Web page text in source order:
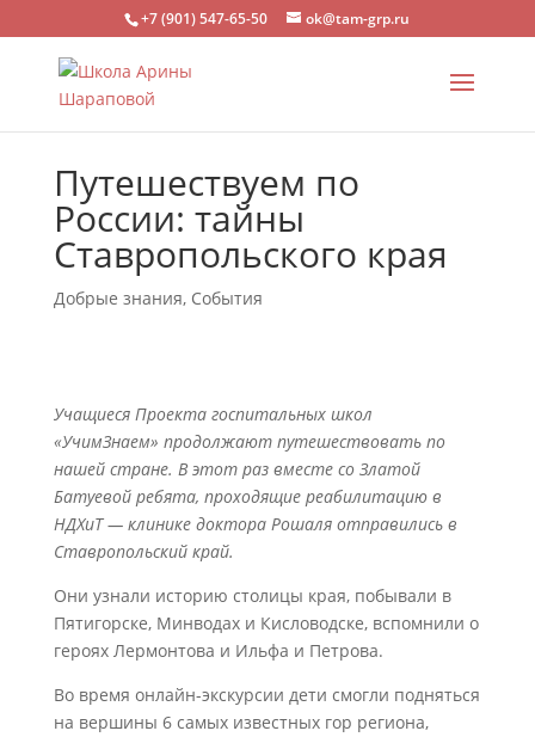
+7 (901) 547-65-50 ok@tam-grp.ru
Путешествуем по
России: тайны
Ставропольского края
Добрые знания, События
Учащиеся Проекта госпитальных школ
«УчимЗнаем» продолжают путешествовать по
нашей стране. В этот раз вместе со Златой
Батуевой ребята, проходящие реабилитацию в
НДХиТ — клинике доктора Рошаля отправились в
Ставропольский край.
Они узнали историю столицы края, побывали в
Пятигорске, Минводах и Кисловодске, вспомнили о
героях Лермонтова и Ильфа и Петрова.
Во время онлайн-экскурсии дети смогли подняться
на вершины 6 самых известных гор региона,